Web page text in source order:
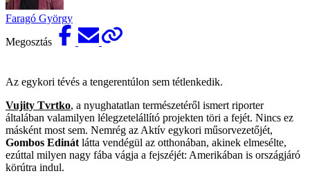
Faragó György
Megosztás
Az egykori tévés a tengerentúlon sem tétlenkedik.
Vujity Tvrtko, a nyughatatlan természetéről ismert riporter
általában valamilyen lélegzetelállító projekten töri a fejét. Nincs ez
másként most sem. Nemrég az Aktív egykori műsorvezetőjét,
Gombos Edinát látta vendégül az otthonában, akinek elmesélte,
ezúttal milyen nagy fába vágja a fejszéjét: Amerikában is országjáró
körútra indul.